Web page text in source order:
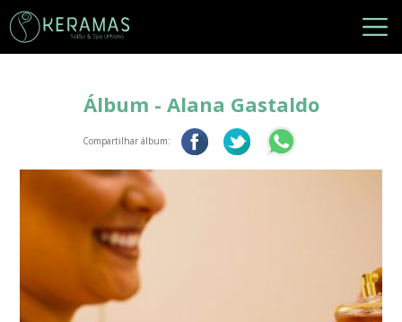
Álbum - Alana Gastaldo
Compartilhar álbum: